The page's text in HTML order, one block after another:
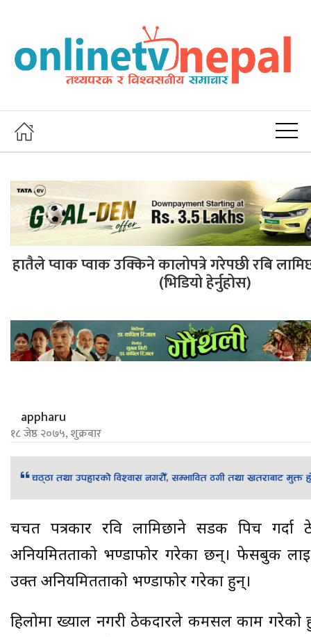
हातैले प्वाक प्वाक उक्किने कालोपत्रे गरेपछी रबि
(भिडियो हेर्नुहोस)
appharu
१८ जेष्ठ २०७५, शुक्रबार
चर्चित पत्रकार रवि लामिछाने सडक पिच गर्दा
अनियमितताको भण्डाफोर गरेका छन्। फेसबुक
उक्त अनियमितताको भण्डाफोर गरेका हुन्।
हिलोमा ख्याल नगरी ठेकदारले कमसल काम गरेको